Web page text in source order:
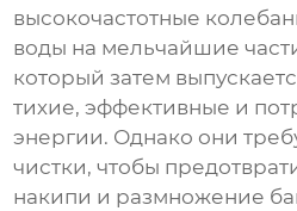
высокочастотные
воды на мельчайшие
который затем
тихие, эффективные и
энергии. Однако они
чистки, чтобы
накипи и размножение